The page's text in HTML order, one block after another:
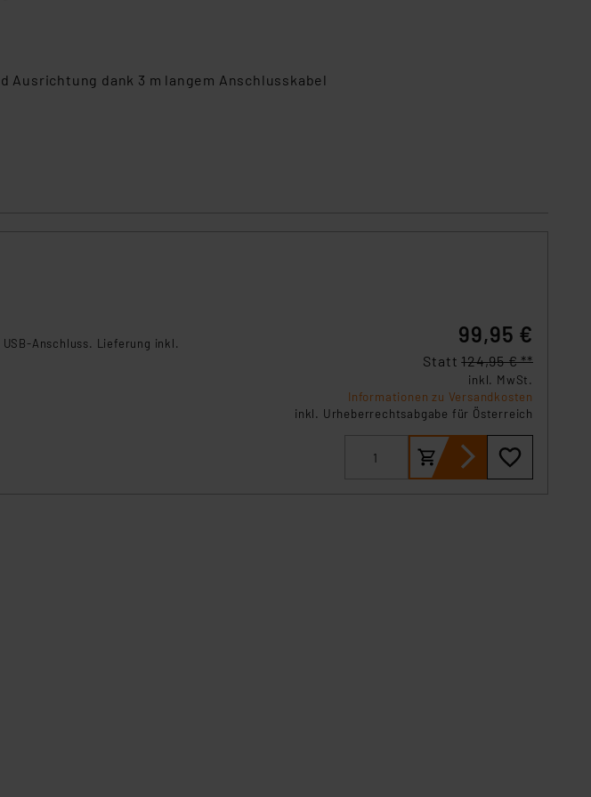
dank 3 m langem Anschlusskabel
Anschluss. Lieferung inkl.
99,95 €
Statt124,95 € **
inkl. MwSt.
Informationen zu Versandkosten
inkl. Urheberrechtsabgabe für Österreich